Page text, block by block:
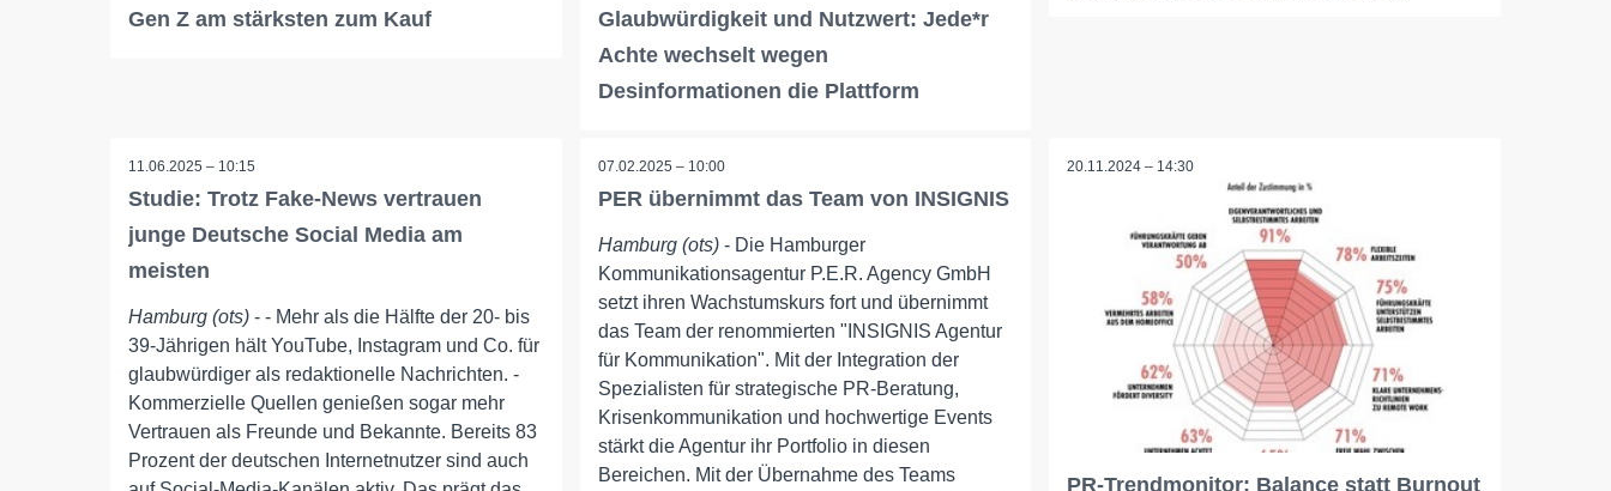
Gen Z am stärksten zum Kauf
Glaubwürdigkeit und Nutzwert: Jede*r
Achte wechselt wegen
Desinformationen die Plattform
11.06.2025 – 10:15
Studie: Trotz Fake-News vertrauen
junge Deutsche Social Media am
meisten
Hamburg (ots) - - Mehr als die Hälfte der 20- bis
39-Jährigen hält YouTube, Instagram und Co. für
glaubwürdiger als redaktionelle Nachrichten. -
Kommerzielle Quellen genießen sogar mehr
Vertrauen als Freunde und Bekannte. Bereits 83
Prozent der deutschen Internetnutzer sind auch
07.02.2025 – 10:00
PER übernimmt das Team von INSIGNIS
Hamburg (ots)- Die Hamburger
Kommunikationsagentur P.E.R. Agency GmbH
setzt ihren Wachstumskurs fort und übernimmt
das Team der renommierten "INSIGNIS Agentur
für Kommunikation". Mit der Integration der
Spezialisten für strategische PR-Beratung,
Krisenkommunikation und hochwertige Events
stärkt die Agentur ihr Portfolio in diesen
Bereichen. Mit der Übernahme des Teams
20.11.2024 – 14:30
PR-Trendmonitor: Balance statt Burnout